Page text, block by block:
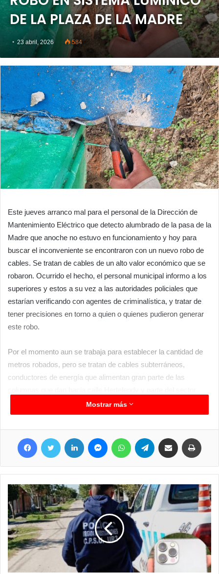
DE LA PLAZA DE LA MADRE
23 abril, 2026 584
Este jueves arranco mal para el personal de la Dirección de
Mantenimiento Eléctrico que detecto alumbrado de la pasa de la
Madre que anoche no estuvo en funcionamiento y hoy para
buscar el inconveniente se encontraron con un nuevo robo de
cables. Se tratan de cables de un alto valor económico que se
robaron. Ocurrido el hecho, el personal municipal informo a los
superiores y estos a su vez a las autoridades policiales que
estarían verificando con agentes de criminalística, y tratar de
tener precisiones en torno a quien o quienes pudieron generar
este robo.
Por el momento aun se trabaja para establecer la cantidad de
metros robados, pero se tratan de cables subterráneos,
conductores de energía que alimentan gran parte de las
interior de este espacio público.
Mostrar más